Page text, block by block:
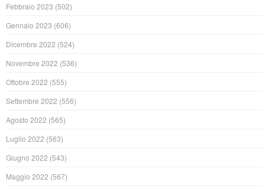
Febbraio 2023 (502)
Gennaio 2023 (606)
Dicembre 2022 (524)
Novembre 2022 (536)
Ottobre 2022 (555)
Settembre 2022 (556)
Agosto 2022 (565)
Luglio 2022 (563)
Giugno 2022 (543)
Maggio 2022 (567)